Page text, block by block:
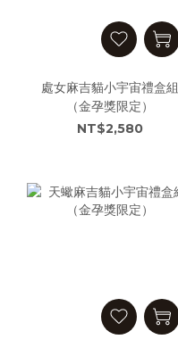
處女麻吉貓小宇宙禮盒組
（金孕獎限定）
NT$2,580